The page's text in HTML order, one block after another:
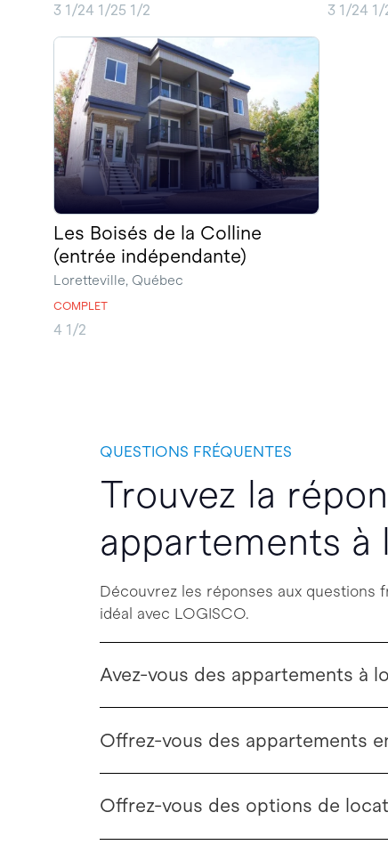
3 1/24 1/25 1/2 3 1/24 1/
Les Boisés de la Colline
(entrée indépendante)
Loretteville, Québec
COMPLET
4 1/2
QUESTIONS FRÉQUENTES
Trouvez la
appartements à
Découvrez les réponses aux questions
idéal avec LOGISCO.
Avez-vous des appartements à
Offrez-vous des appartements
Offrez-vous des options de